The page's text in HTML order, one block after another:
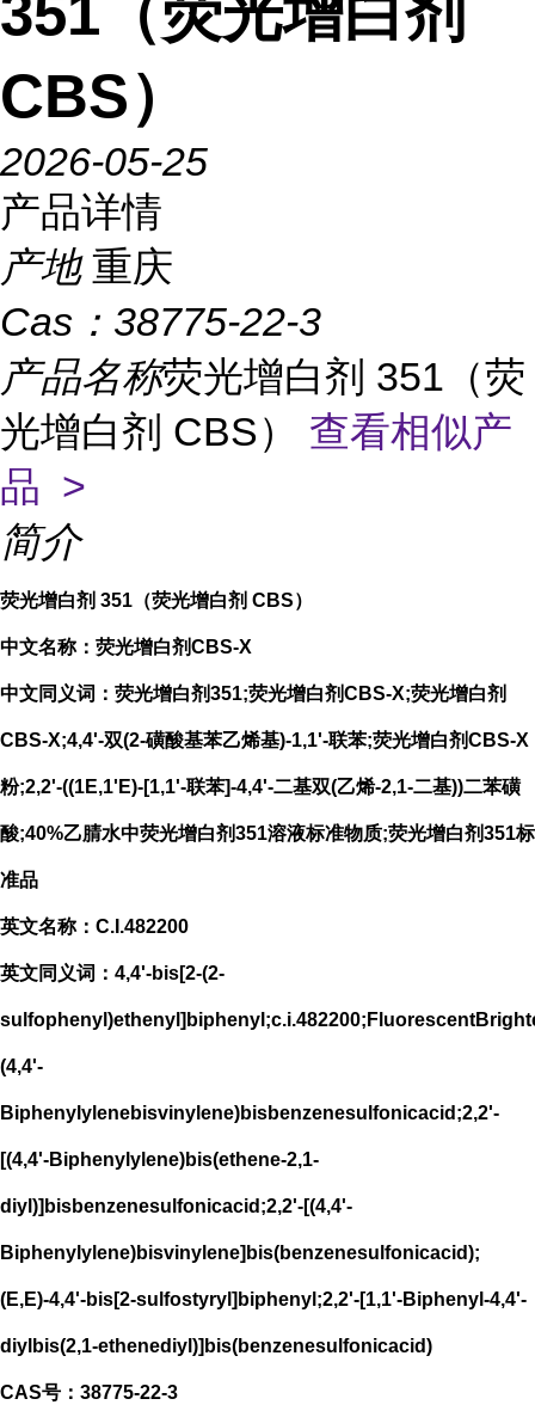
351（荧光增白剂
CBS）
2026-05-25
产品详情
产地 重庆
Cas： 38775-22-3
产品名称荧光增白剂 351（荧
光增白剂 CBS） 查看相似产
品 >
简介
荧光增白剂 351（荧光增白剂 CBS）
中文名称：荧光增白剂CBS-X
中文同义词：荧光增白剂351;荧光增白剂CBS-X;荧光增白剂
CBS-X;4,4'-双(2-磺酸基苯乙烯基)-1,1'-联苯;荧光增白剂CBS-X
粉;2,2'-((1E,1'E)-[1,1'-联苯]-4,4'-二基双(乙烯-2,1-二基))二苯磺
酸;40%乙腈水中荧光增白剂351溶液标准物质;荧光增白剂351标
准品
英文名称：C.I.482200
英文同义词：4,4'-bis[2-(2-
(4,4'-
Biphenylylenebisvinylene)bisbenzenesulfonicacid;2,2'-
[(4,4'-Biphenylylene)bis(ethene-2,1-
diyl)]bisbenzenesulfonicacid;2,2'-[(4,4'-
Biphenylylene)bisvinylene]bis(benzenesulfonicacid);
(E,E)-4,4'-bis[2-sulfostyryl]biphenyl;2,2'-[1,1'-Biphenyl-4,4'-
diylbis(2,1-ethenediyl)]bis(benzenesulfonicacid)
CAS号：38775-22-3